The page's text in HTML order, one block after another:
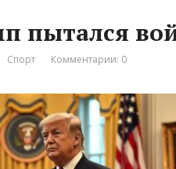
пытался
Спорт Комментарии: 0